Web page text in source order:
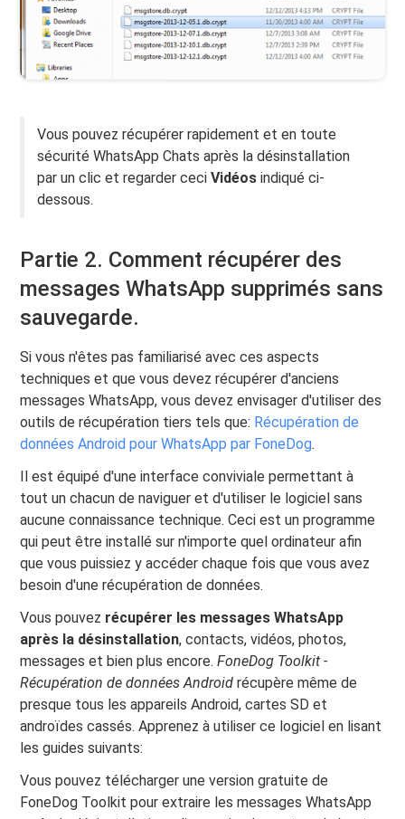
Vous pouvez récupérer rapidement et en toute
sécurité WhatsApp Chats après la désinstallation
par un clic et regarder ceciVidéos indiqué ci-
dessous.
Partie 2. Comment récupérer des
messages WhatsApp supprimés sans
sauvegarde.
Si vous n'êtes pas familiarisé avec ces aspects
techniques et que vous devez récupérer d'anciens
messages WhatsApp, vous devez envisager d'utiliser des
outils de récupération tiers tels que: Récupération de
données Android pour WhatsApp par FoneDog.
Il est équipé d'une interface conviviale permettant à
tout un chacun de naviguer et d'utiliser le logiciel sans
aucune connaissance technique. Ceci est un programme
qui peut être installé sur n'importe quel ordinateur afin
que vous puissiez y accéder chaque fois que vous avez
besoin d'une récupération de données.
Vous pouvez récupérer les messages WhatsApp
après la désinstallation, contacts, vidéos, photos,
messages et bien plus encore. FoneDog Toolkit -
Récupération de données Android récupère même de
presque tous les appareils Android, cartes SD et
androïdes cassés. Apprenez à utiliser ce logiciel en lisant
les guides suivants:
Vous pouvez télécharger une version gratuite de
FoneDog Toolkit pour extraire les messages WhatsApp